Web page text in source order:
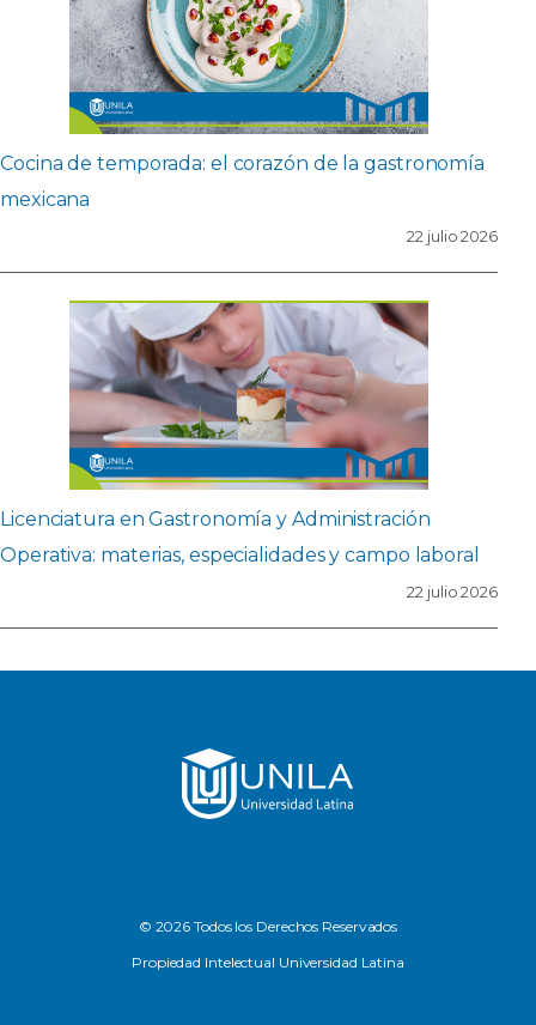
Cocina de temporada: el corazón de la gastronomía
mexicana
22 julio 2026
Licenciatura en Gastronomía y Administración
Operativa: materias, especialidades y campo laboral
22 julio 2026
© 2026 Todos los Derechos Reservados
Propiedad Intelectual Universidad Latina